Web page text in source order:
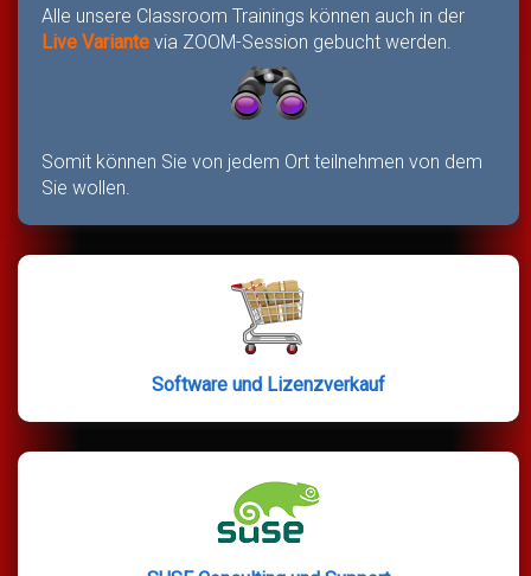
Alle unsere Classroom Trainings können auch in der
Live Variante via ZOOM-Session gebucht werden.
Somit können Sie von jedem Ort teilnehmen von dem
Sie wollen.
Software und Lizenzverkauf